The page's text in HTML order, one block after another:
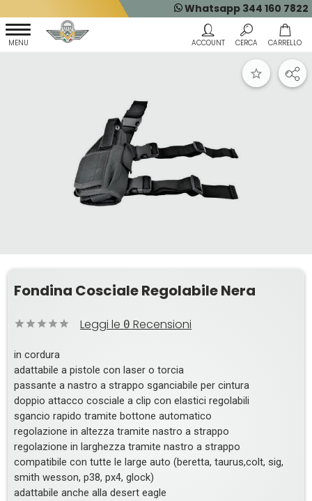
Whatsapp 344 160 7822
Fondina Cosciale Regolabile Nera
Leggi le 0 Recensioni
in cordura
adattabile a pistole con laser o torcia
passante a nastro a strappo sganciabile per cintura
doppio attacco cosciale a clip con elastici regolabili
sgancio rapido tramite bottone automatico
regolazione in altezza tramite nastro a strappo
regolazione in larghezza tramite nastro a strappo
compatibile con tutte le large auto (beretta, taurus,colt, sig,
smith wesson, p38, px4, glock)
adattabile anche alla desert eagle